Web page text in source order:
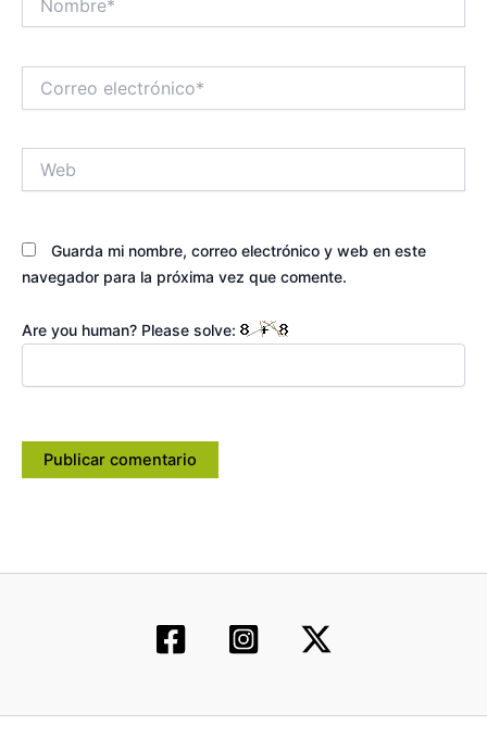
electrónico*
Guarda mi nombre, correo electrónico y web en este
navegador para la próxima vez que comente.
Are you human? Please solve: